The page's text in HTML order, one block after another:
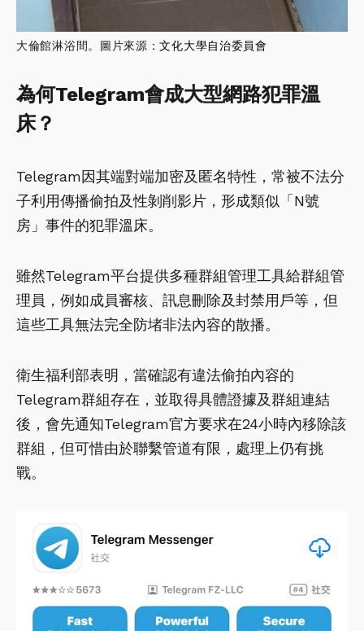
大倫館淋浴間。圖片來源：文化大學自治委員會
為何Telegram會成大型網路犯罪溫
床？
Telegram因其端對端加密及匿名特性，常被不法分
子利用傳播偷拍及性剝削影片，形成類似「N號
房」事件的犯罪溫床。
雖然Telegram平台提供多種群組管理工具給群組管
理員，例如成員審核、訊息刪除及封禁用戶等，但
這些工具無法完全防堵非法內容的散播。
衛生福利部表明，當確認有違法偷拍內容的
Telegram群組存在，並取得具體證據及群組連結
後，會先通知Telegram官方要求在24小時內移除該
群組，但可惜由於聯繫管道有限，處理上仍有挑
戰。